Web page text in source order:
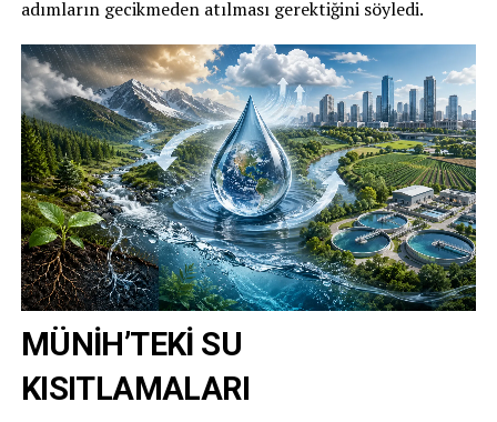
adımların gecikmeden atılması gerektiğini söyledi.
MÜNİH’TEKİ SU
KISITLAMALARI